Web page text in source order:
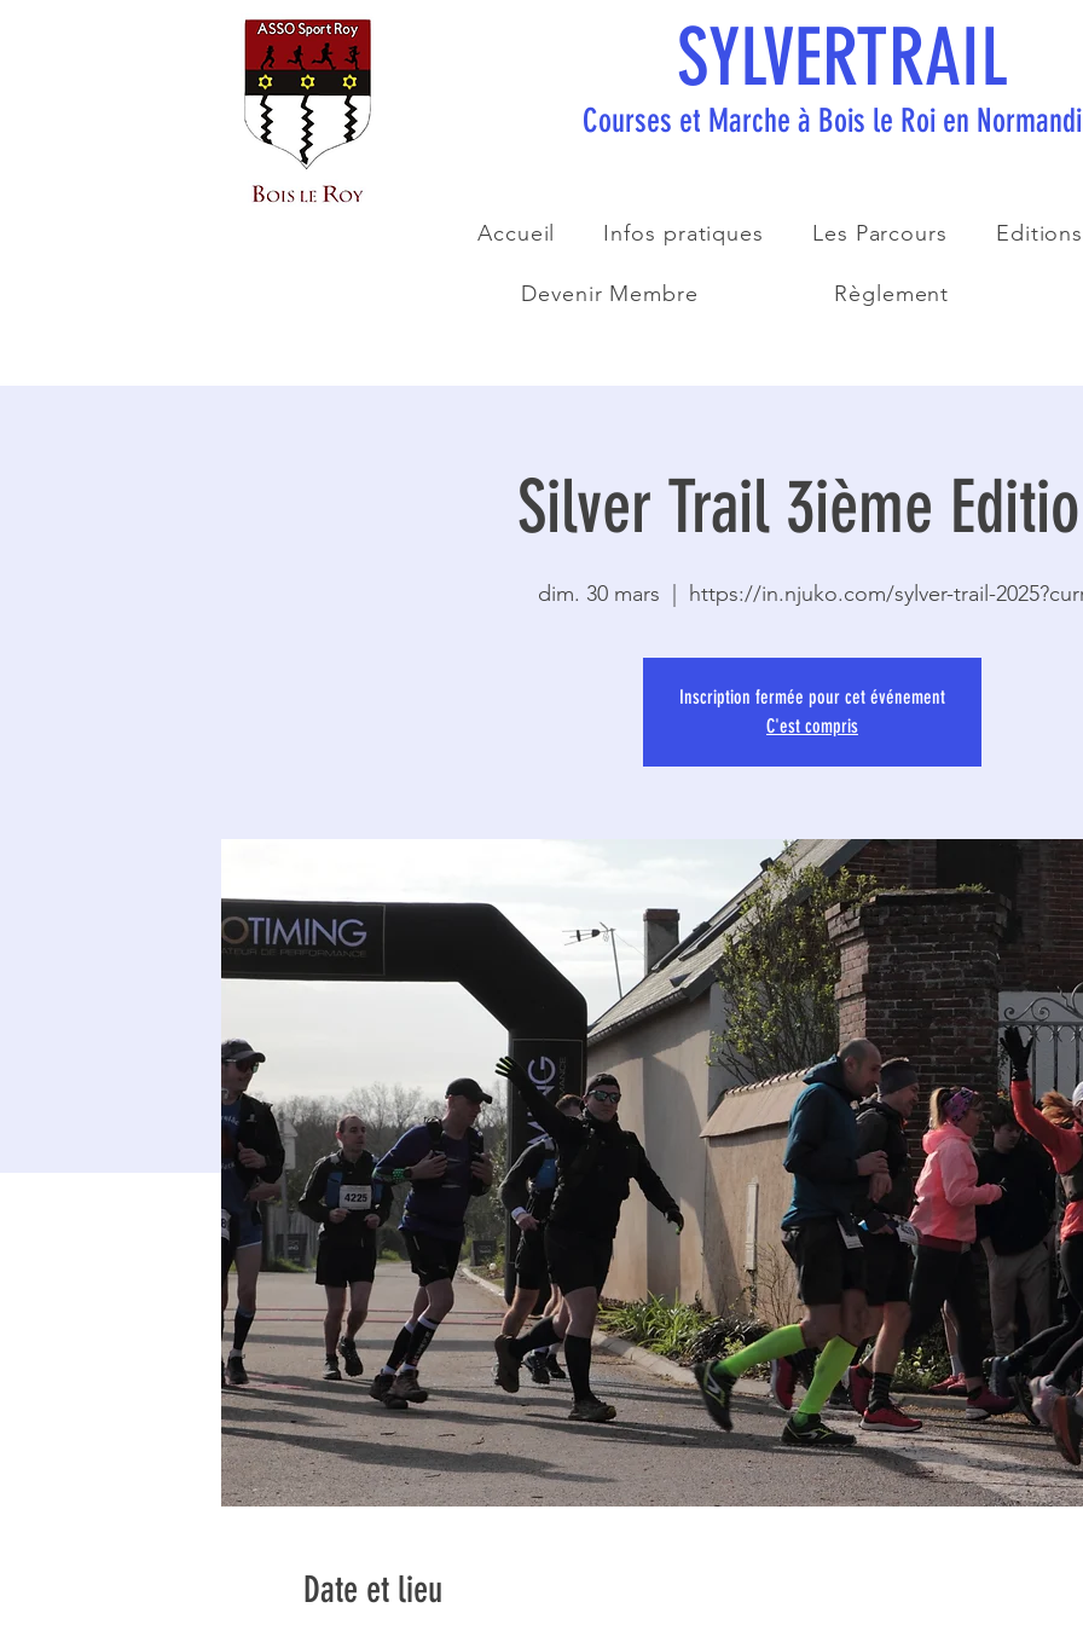
SYLVERTRAIL
Courses et Marche à Bois le Roi en
Accueil Infos pratiques Les Parcours
Devenir Membre Règlement
Silver Trail 3ième
dim. 30 mars https://in.njuko.com/sylver-trail-
Inscription fermée pour cet événement
C'est compris
Date et lieu